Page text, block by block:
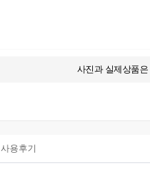
사진과 실제상품은
사용후기